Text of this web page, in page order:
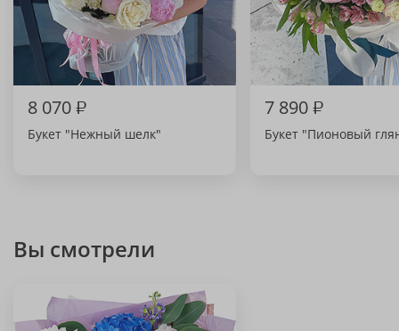
8 070₽
Букет "Нежный шелк"
7 890₽
Букет "Пионовый
Вы смотрели